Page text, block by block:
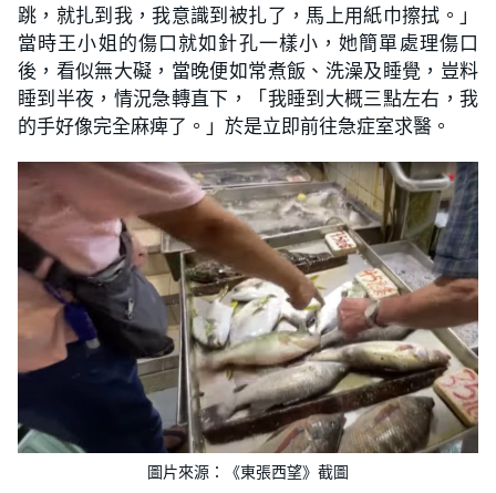
跳，就扎到我，我意識到被扎了，馬上用紙巾擦拭。」
當時王小姐的傷口就如針孔一樣小，她簡單處理傷口
後，看似無大礙，當晚便如常煮飯、洗澡及睡覺，豈料
睡到半夜，情況急轉直下，「我睡到大概三點左右，我
的手好像完全麻痺了。」於是立即前往急症室求醫。
圖片來源：《東張西望》截圖